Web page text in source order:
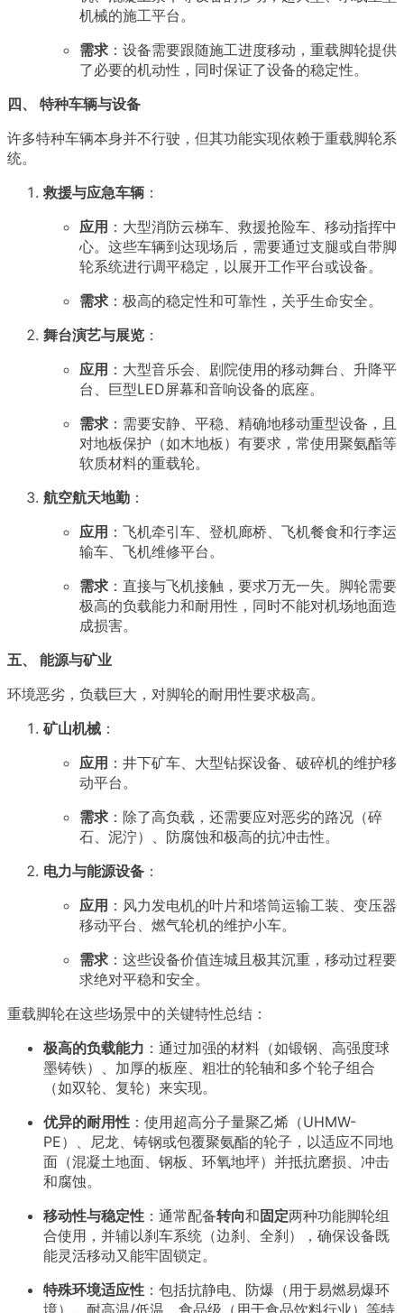
机械的施工平台。
需求 ：设备需要跟随施工进度移动，重载脚轮提供
了必要的机动性，同时保证了设备的稳定性。
四、 特种车辆与设备
许多特种车辆本身并不行驶，但其功能实现依赖于重载脚轮系
统。
救援与应急车辆 ：
应用 ：大型消防云梯车、救援抢险车、移动指挥中
心。这些车辆到达现场后，需要通过支腿或自带脚
轮系统进行调平稳定，以展开工作平台或设备。
需求 ：极高的稳定性和可靠性，关乎生命安全。
舞台演艺与展览 ：
应用 ：大型音乐会、剧院使用的移动舞台、升降平
台、巨型LED屏幕和音响设备的底座。
需求 ：需要安静、平稳、精确地移动重型设备，且
对地板保护（如木地板）有要求，常使用聚氨酯等
软质材料的重载轮。
航空航天地勤 ：
应用 ：飞机牵引车、登机廊桥、飞机餐食和行李运
输车、飞机维修平台。
需求 ：直接与飞机接触，要求万无一失。脚轮需要
极高的负载能力和耐用性，同时不能对机场地面造
成损害。
五、 能源与矿业
环境恶劣，负载巨大，对脚轮的耐用性要求极高。
矿山机械 ：
应用 ：井下矿车、大型钻探设备、破碎机的维护移
动平台。
需求 ：除了高负载，还需要应对恶劣的路况（碎
石、泥泞）、防腐蚀和极高的抗冲击性。
电力与能源设备 ：
应用 ：风力发电机的叶片和塔筒运输工装、变压器
移动平台、燃气轮机的维护小车。
需求 ：这些设备价值连城且极其沉重，移动过程要
求绝对平稳和安全。
重载脚轮在这些场景中的关键特性总结：
极高的负载能力 ：通过加强的材料（如锻钢、高强度球
墨铸铁）、加厚的板座、粗壮的轮轴和多个轮子组合
（如双轮、复轮）来实现。
优异的耐用性 ：使用超高分子量聚乙烯（UHMW-
PE）、尼龙、铸钢或包覆聚氨酯的轮子，以适应不同地
面（混凝土地面、钢板、环氧地坪）并抵抗磨损、冲击
和腐蚀。
移动性与稳定性 ：通常配备转向和 固定两种功能脚轮组
合使用，并辅以刹车系统（边刹、全刹），确保设备既
能灵活移动又能牢固锁定。
特殊环境适应性 ：包括抗静电、防爆（用于易燃易爆环